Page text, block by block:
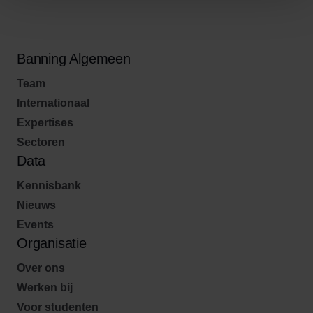
Banning Algemeen
Team
Internationaal
Expertises
Sectoren
Data
Kennisbank
Nieuws
Events
Organisatie
Over ons
Werken bij
Voor studenten